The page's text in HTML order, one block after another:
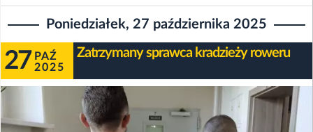
Poniedziałek, 27 października 2025
27 PAŹ
2025
Zatrzymany sprawca kradzieży roweru